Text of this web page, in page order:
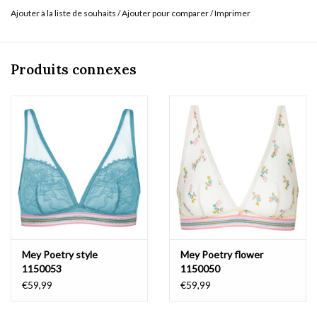
Ajouter à la liste de souhaits /Ajouter pour comparer/Imprimer
Produits connexes
Mey Poetry style
1150053
€59,99
Mey Poetry flower
1150050
€59,99